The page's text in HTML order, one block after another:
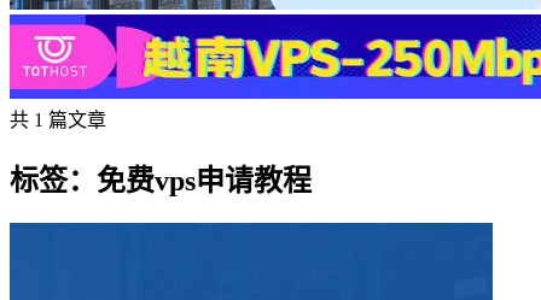
共 1 篇文章
标签：免费vps申请教程